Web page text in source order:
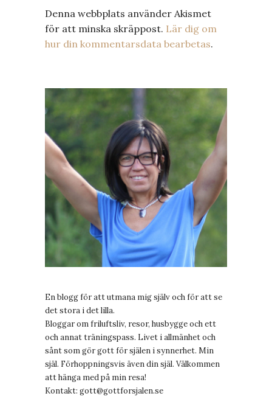
Denna webbplats använder Akismet
för att minska skräppost. Lär dig om
hur din kommentarsdata bearbetas.
En blogg för att utmana mig själv och för att se
det stora i det lilla.
Bloggar om friluftsliv, resor, husbygge och ett
och annat träningspass. Livet i allmänhet och
sånt som gör gott för själen i synnerhet. Min
själ. Förhoppningsvis även din själ. Välkommen
att hänga med på min resa!
Kontakt: gott@gottforsjalen.se